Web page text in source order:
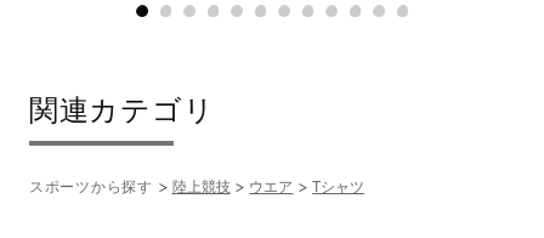
関連カテゴリ
スポーツから探す 陸上競技 ウエア Tシャツ